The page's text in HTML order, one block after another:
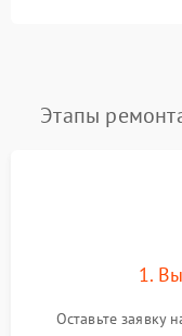
Этапы
1.
Оставьте заявку